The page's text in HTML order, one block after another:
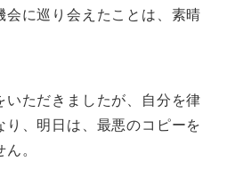
会に巡り会えたことは、素晴
ただきましたが、自分を律
り、明日は、最悪のコピーを
。